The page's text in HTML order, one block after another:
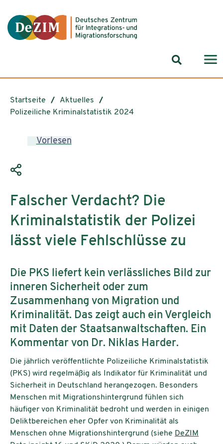
Startseite
Aktuelles
Polizeiliche Kriminalstatistik 2024
Vorlesen
Falscher Verdacht? Die
Kriminalstatistik der Polizei
lässt viele Fehlschlüsse zu
Die PKS liefert kein verlässliches Bild zur
inneren Sicherheit oder zum
Zusammenhang von Migration und
Kriminalität. Das zeigt auch ein Vergleich
mit Daten der Staatsanwaltschaften. Ein
Kommentar von Dr. Niklas Harder.
Die jährlich veröffentlichte Polizeiliche Kriminalstatistik
(PKS) wird regelmäßig als Indikator für Kriminalität und
Sicherheit in Deutschland herangezogen. Besonders
Menschen mit Migrationshintergrund fühlen sich
häufiger von Kriminalität bedroht und werden in einigen
Deliktbereichen eher Opfer von Kriminalität als
Menschen ohne Migrationshintergrund (siehe DeZIM